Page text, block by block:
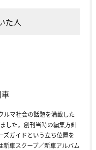
た人
ルマ社会の話題を満載した
した。創刊当時の編集方針
ズガイドという立ち位置を
車スクープ／新車アルバム